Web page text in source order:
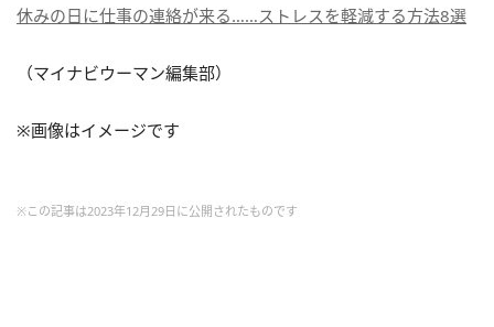
休みの日に仕事の連絡が来る……ストレスを軽減する方法8選
（マイナビウーマン編集部）
※画像はイメージです
※この記事は2023年12月29日に公開されたものです